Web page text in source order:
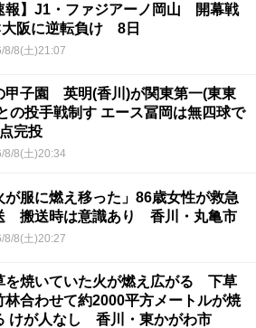
報】J1・ファジアーノ岡山 開幕戦
阪に逆転負け 8日
8/8(土)21:07
甲子園 英明(香川)が関東第一(東東
の投手戦制す エース冨岡は無四球で
完投
8/8(土)20:34
が服に燃え移った」86歳女性が救急
搬送時は意識あり 香川・丸亀市
8/8(土)20:27
を焼いていた火が燃え広がる 下草
林合わせて約2000平方メートルが焼
けが人なし 香川・東かがわ市